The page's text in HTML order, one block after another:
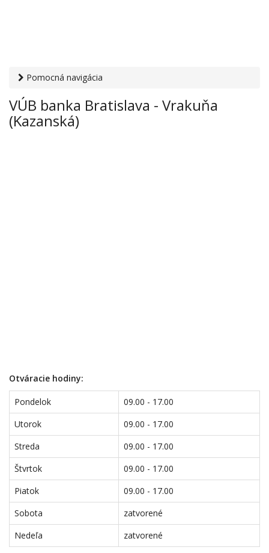
Pomocná navigácia
banka Bratislava - Vrakuňa (Kazanská)
VÚB banka Bratislava - Vrakuňa
(Kazanská)
Otváracie hodiny:
Pondelok
09.00 - 17.00
Utorok
09.00 - 17.00
Streda
09.00 - 17.00
Štvrtok
09.00 - 17.00
Piatok
09.00 - 17.00
Sobota
zatvorené
Nedeľa
zatvorené